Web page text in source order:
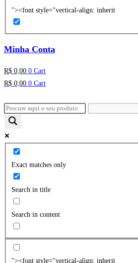
"><font style="vertical-align: inherit
Minha Conta
R$ 0,00 0 Cart
R$ 0,00 0 Cart
Exact matches only
Search in title
Search in content
"><font style="vertical-align: inherit